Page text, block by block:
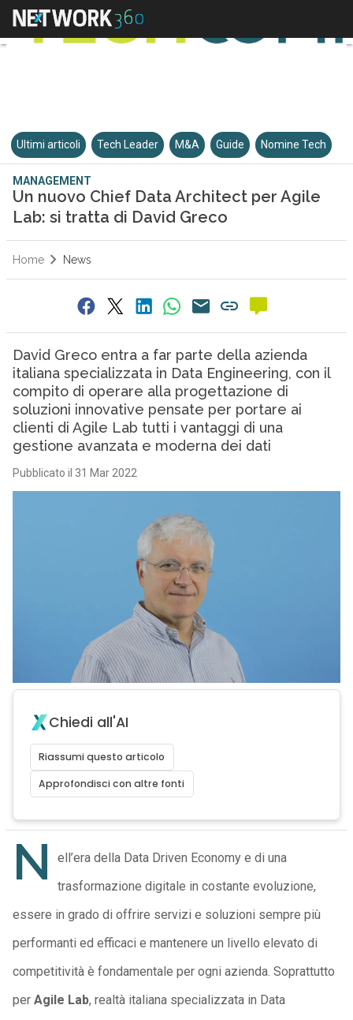
Ultimi articoli Tech Leader M&A Guide Nomine Tech
MANAGEMENT
Un nuovo Chief Data Architect per Agile
Lab: si tratta di David Greco
Home News
David Greco entra a far parte della azienda
italiana specializzata in Data Engineering, con il
compito di operare alla progettazione di
soluzioni innovative pensate per portare ai
clienti di Agile Lab tutti i vantaggi di una
gestione avanzata e moderna dei dati
Pubblicato il 31 Mar 2022
Chiedi all'AI
Riassumi questo articolo
Approfondisci con altre fonti
N
ell’era della Data Driven Economy e di una
trasformazione digitale in costante evoluzione,
essere in grado di offrire servizi e soluzioni sempre più
performanti ed efficaci e mantenere un livello elevato di
competitività è fondamentale per ogni azienda. Soprattutto
per Agile Lab, realtà italiana specializzata in Data